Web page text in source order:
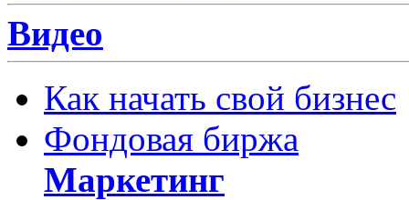
Видео
Как начать свой бизнес
Фондовая биржа
Маркетинг